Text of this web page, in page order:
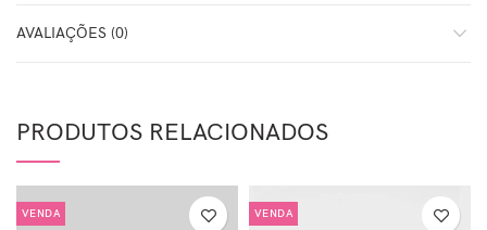
AVALIAÇÕES (0)
PRODUTOS RELACIONADOS
VENDA VENDA